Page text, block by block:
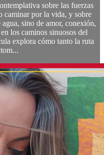
sobre las fuerzas
caminar por la vida, y sobre
sino de amor, conexión,
los caminos sinuosos del
explora cómo tanto la ruta